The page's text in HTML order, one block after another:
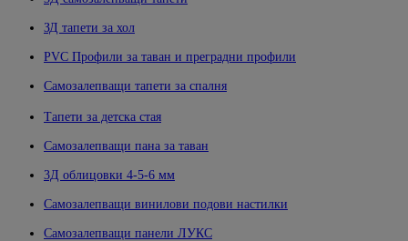
ЗД тапети за хол
PVC Профили за таван и преградни профили
Самозалепващи тапети за спалня
Тапети за детска стая
Самозалепващи пана за таван
3Д облицовки 4-5-6 мм
Самозалепващи винилови подови настилки
Самозалепващи панели ЛУКС